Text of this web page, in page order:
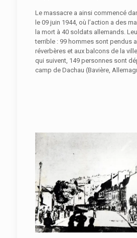
Le massacre a ainsi commencé
le 09 juin 1944, où l’action a des
la mort à 40 soldats allemands.
terrible : 99 hommes sont pendus
réverbères et aux balcons de la
qui suivent, 149 personnes sont
camp de Dachau (Bavière,